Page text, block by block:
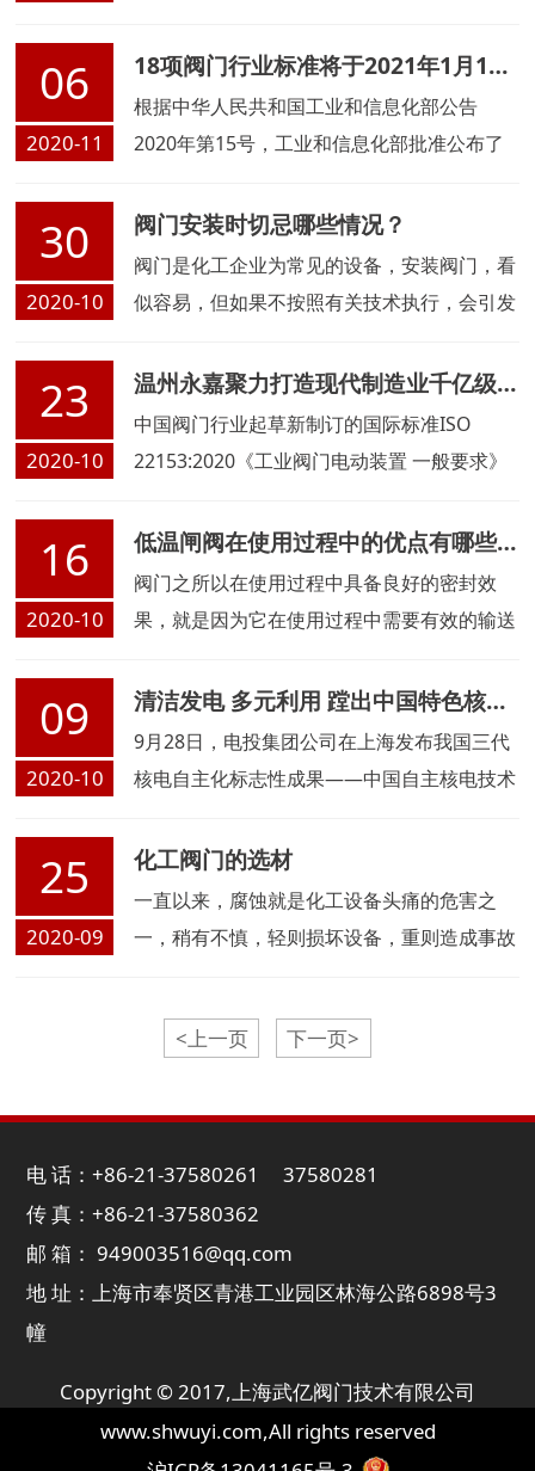
们也比需要能够去将这些工作做好才能够保证
这些设备在运行中能够有非常好的效率。
06
2020-11
18项阀门行业标准将于2021年1月1日起实施
根据中华人民共和国工业和信息化部公告
2020年第15号，工业和信息化部批准公布了
员会和全国安全泄压装置标准化技术委员会归
口的标准共18项，现予以公布.
30
2020-10
阀门安装时切忌哪些情况？
阀门是化工企业为常见的设备，安装阀门，看
似容易，但如果不按照有关技术执行，会引发
23
2020-10
温州永嘉聚力打造现代制造业千亿级产业集群
中国阀门行业起草新制订的国际标准ISO
22153:2020《工业阀门电动装置 一般要求》
研究院有限公司主持制修订...
16
2020-10
低温闸阀在使用过程中的优点有哪些？
阀门之所以在使用过程中具备良好的密封效
果，就是因为它在使用过程中需要有效的输送
非常广泛，我们在实际选择过程中可以看看具
体的使用优点有哪些？
09
2020-10
清洁发电 多元利用 蹚出中国特色核能之路
9月28日，电投集团公司在上海发布我国三代
核电自主化标志性成果——中国自主核电技术
25
2020-09
化工阀门的选材
一直以来，腐蚀就是化工设备头痛的危害之
一，稍有不慎，轻则损坏设备，重则造成事故
门选型时首先要注意选材的科学性
<上一页 下一页>
电 话：+86-21-37580261 37580281
传 真：+86-21-37580362
邮 箱： 949003516@qq.com
地 址：上海市奉贤区青港工业园区林海公路6898号3
幢
Copyright © 2017,上海武亿阀门技术有限公司
www.shwuyi.com,All rights reserved